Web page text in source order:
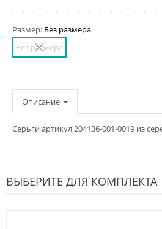
Размер: Без размера
Без размера
Описание
Серьги артикул 204136-001-0019 из
ВЫБЕРИТЕ ДЛЯ КОМПЛЕКТА